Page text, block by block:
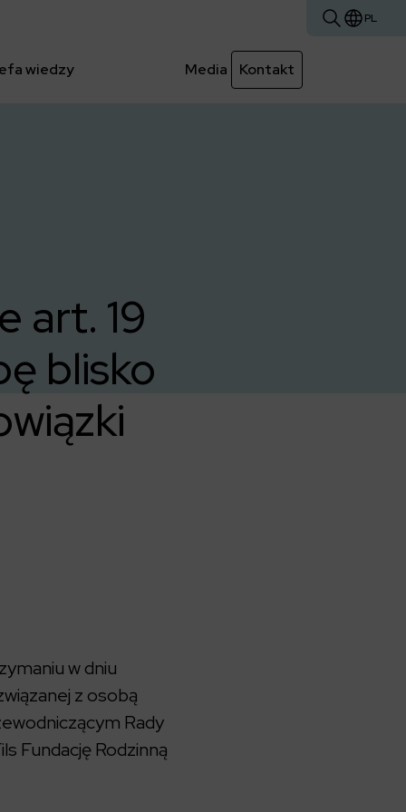
PL
wiedzy Media Kontakt
art. 19
blisko
w dniu
z osobą
Rady
Fundację Rodzinną